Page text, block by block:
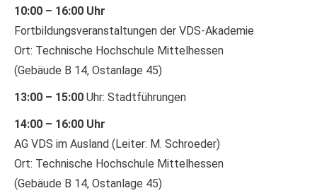
10:00 – 16:00 Uhr
Fortbildungsveranstaltungen der VDS-Akademie
Ort: Technische Hochschule Mittelhessen
(Gebäude B 14, Ostanlage 45)
13:00 – 15:00 Uhr: Stadtführungen
14:00 – 16:00 Uhr
AG VDS im Ausland (Leiter: M. Schroeder)
Ort: Technische Hochschule Mittelhessen
(Gebäude B 14, Ostanlage 45)